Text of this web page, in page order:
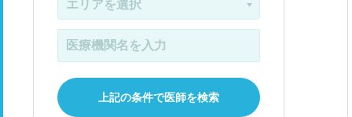
上記の条件で医師を検索